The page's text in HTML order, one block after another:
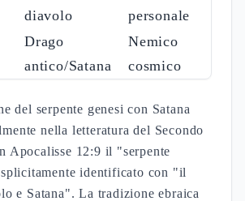
diavolo
personale
Drago
antico/Satana
Nemico
cosmico
del serpente genesi con Satana
nella letteratura del Secondo
Apocalisse 12:9 il "serpente
identificato con "il
e Satana". La tradizione ebraica